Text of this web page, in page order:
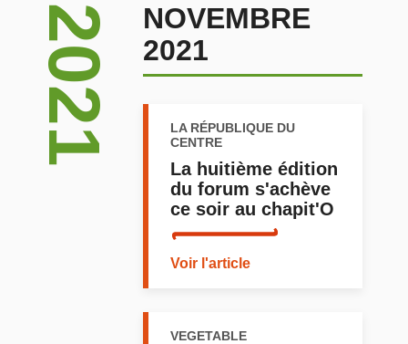
2021
NOVEMBRE
2021
LA RÉPUBLIQUE DU
CENTRE
La huitième édition
du forum s'achève
ce soir au chapit'O
Voir l'article
VEGETABLE